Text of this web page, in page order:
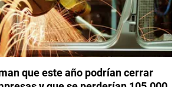
que este año podrían cerrar